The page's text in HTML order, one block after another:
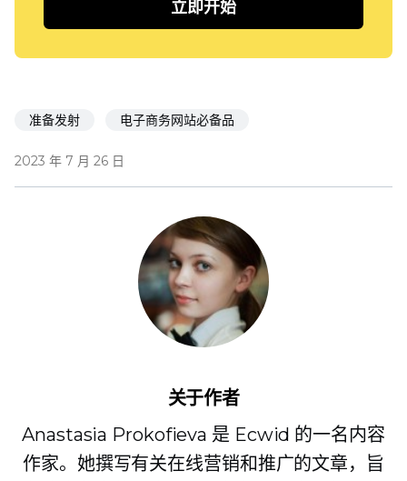
立即开始
准备发射 电子商务网站必备品
2023 年 7 月 26 日
关于作者
Anastasia Prokofieva 是 Ecwid 的一名内容
作家。她撰写有关在线营销和推广的文章，旨